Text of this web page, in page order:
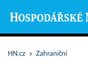
HN.cz › Zahraniční